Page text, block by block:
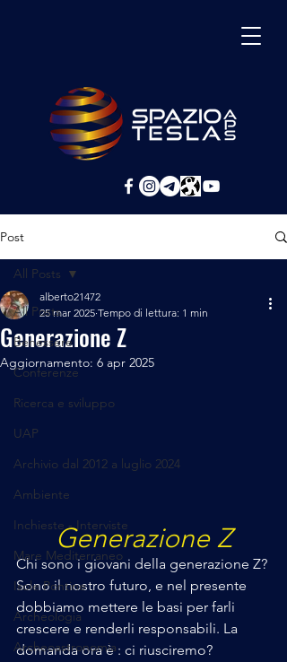
Post
All Posts
Benessere
Conferenze
Ricerca e sviluppo
UAP
Archivio dal 2012 a luglio 2024
Ambiente
Inchieste - Interviste
Mare Mediterraneo
Isole Pontine
Archeologia
Archeoastronomia
All Posts
Generazione Z
alberto21472
25 mar 2025 Tempo di lettura: 1 min
Aggiornamento: 6 apr 2025
Generazione Z
Chi sono i giovani della generazione Z?
Sono il nostro futuro, e nel presente
dobbiamo mettere le basi per farli
crescere e renderli responsabili. La
domanda ora è : ci riusciremo?